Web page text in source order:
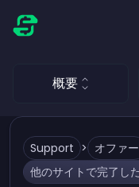
概要
Support > オファー